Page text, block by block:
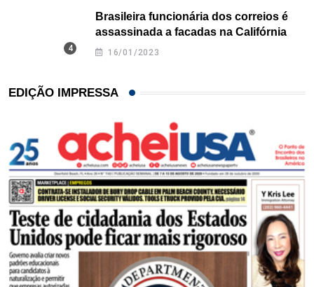
Brasileira funcionária dos correios é
assassinada a facadas na Califórnia
16/01/2023
EDIÇÃO IMPRESSA